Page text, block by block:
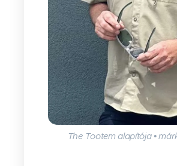
The Tootem alapítója •